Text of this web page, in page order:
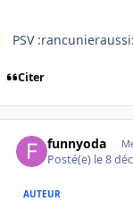
PSV :rancunieraussi:
Citer
funnyoda
Posté(e) le 8
AUTEUR